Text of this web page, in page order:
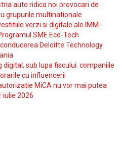
auto ridica noi provocari de
grupurile multinationale
verzi si digitale ale IMM-
SME Eco-Tech
Deloitte Technology
sub lupa fiscului: companiile
cu influencerii
MiCA nu vor mai putea
iulie 2026